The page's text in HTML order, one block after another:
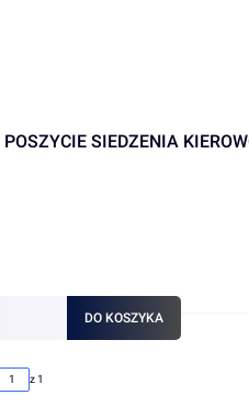
SIEDZENIA
DO KOSZYKA
z 1